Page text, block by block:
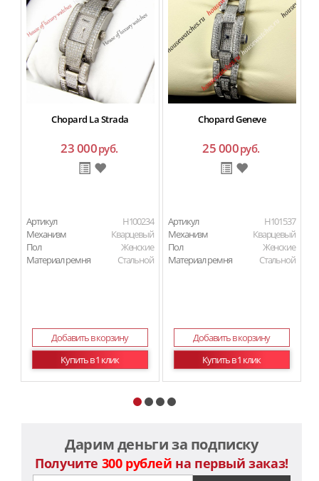
Chopard La Strada
23 000руб.
Артикул
H100234
Механизм
Кварцевый
Пол
Женские
Материал ремня
Стальной
Добавить в корзину
Купить в 1 клик
Chopard Geneve
25 000руб.
Артикул
H101537
Механизм
Кварцевый
Пол
Женские
Материал ремня
Стальной
Добавить в корзину
Купить в 1 клик
Дарим деньги за подписку
Получите 300 рублей на первый заказ!